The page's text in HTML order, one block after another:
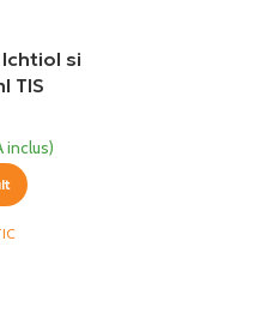
Ichtiol si
TIS
inclus)